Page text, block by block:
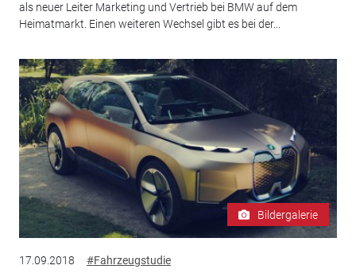
als neuer Leiter Marketing und Vertrieb bei BMW auf dem
Heimatmarkt. Einen weiteren Wechsel gibt es bei der...
Bildergalerie
17.09.2018 #Fahrzeugstudie